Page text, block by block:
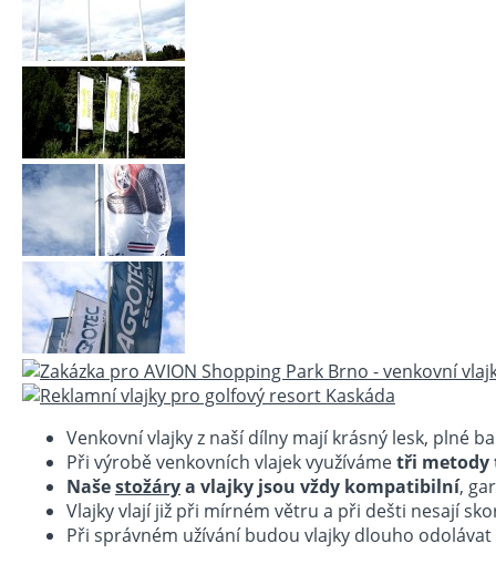
Venkovní vlajky z naší dílny mají krásný lesk, plné
Při výrobě venkovních vlajek využívámetři metody
Našestožárya vlajky jsou vždy kompatibilní,
Vlajky vlají již při mírném větru a při dešti nesají
Při správném užívání budou vlajky dlouho